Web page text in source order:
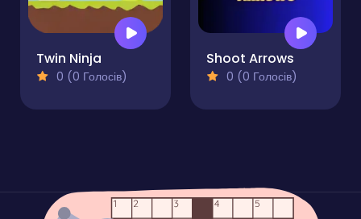
Twin Ninja
0 (0 Голосів)
Shoot Arrows
0 (0 Голосів)